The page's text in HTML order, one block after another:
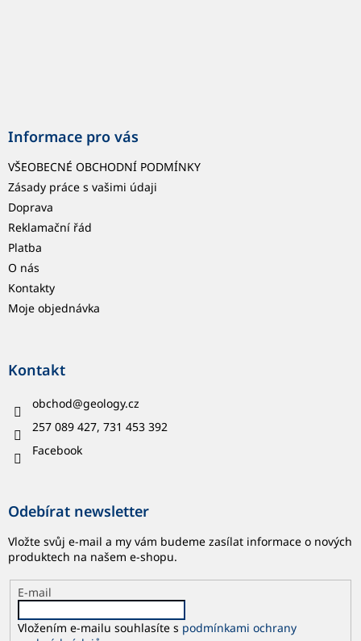
Informace pro vás
VŠEOBECNÉ OBCHODNÍ PODMÍNKY
Zásady práce s vašimi údaji
Doprava
Reklamační řád
Platba
O nás
Kontakty
Moje objednávka
Kontakt
obchod@geology.cz
257 089 427, 731 453 392
Facebook
Odebírat newsletter
Vložte svůj e-mail a my vám budeme zasílat informace o nových
produktech na našem e-shopu.
E-mail
Vložením e-mailu souhlasíte s podmínkami ochrany